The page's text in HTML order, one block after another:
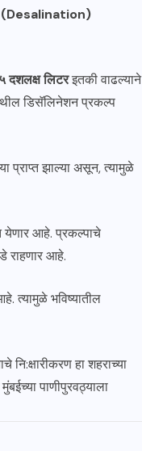
(Desalination)
दशलक्ष लिटरइतकी वाढल्याने
येथील डिसॅलिनेशन प्रकल्प
प्राप्त झाल्या असून, त्यामुळे
येणार आहे. प्रकल्पाचे
राहणार आहे.
त्यामुळे भविष्यातील
नि:क्षारीकरण हा शहराच्या
पाणीपुरवठ्याला